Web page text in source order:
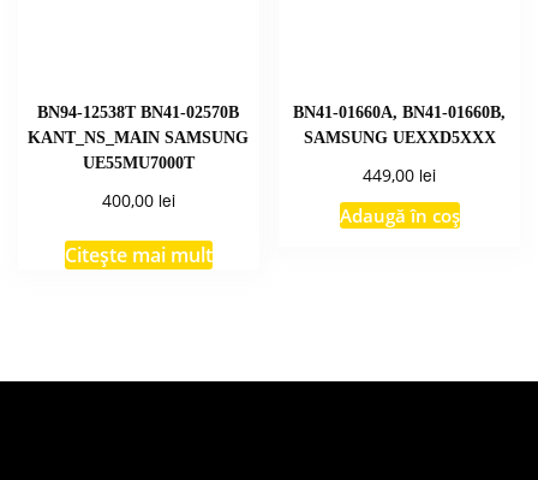
BN94-12538T BN41-02570B
KANT_NS_MAIN SAMSUNG
UE55MU7000T
400,00 lei
Citește mai mult
BN41-01660A, BN41-01660B,
SAMSUNG UEXXD5XXX
449,00 lei
Adaugă în coș